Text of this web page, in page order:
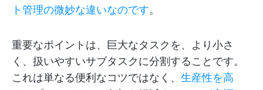
ト管理の微妙な違いなのです。
重要なポイントは、巨大なタスクを、より小さ
く、扱いやすいサブタスクに分割することです。
これは単なる便利なコツではなく、 生産性を高